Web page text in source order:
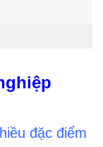
đặc điểm